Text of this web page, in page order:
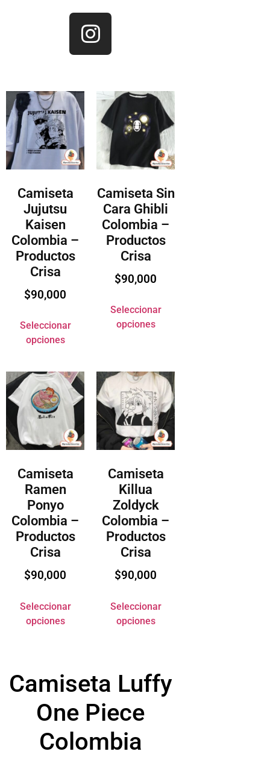
Camiseta
Jujutsu
Kaisen
Colombia –
Productos
Crisa
$90,000
Seleccionar
opciones
Camiseta Sin
Cara Ghibli
Colombia –
Productos
Crisa
$90,000
Seleccionar
opciones
Camiseta
Ramen
Ponyo
Colombia –
Productos
Crisa
$90,000
Seleccionar
opciones
Camiseta
Killua
Zoldyck
Colombia –
Productos
Crisa
$90,000
Seleccionar
opciones
Camiseta Luffy
One Piece
Colombia